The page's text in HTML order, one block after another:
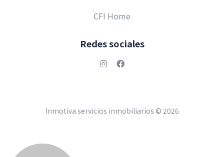
CFI Home
Redes sociales
Inmotiva servicios inmobiliarios © 2026